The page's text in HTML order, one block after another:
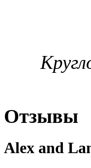
Отзывы
Alex and